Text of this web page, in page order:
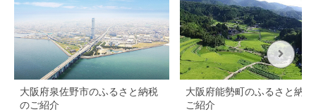
大阪府泉佐野市のふるさと納税
のご紹介
大阪府能勢町のふるさと納税
ご紹介